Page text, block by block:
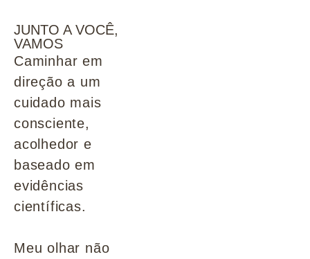
JUNTO A VOCÊ,
VAMOS
Caminhar em
direção a um
cuidado mais
consciente,
acolhedor e
baseado em
evidências
científicas.
Meu olhar não